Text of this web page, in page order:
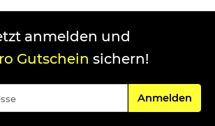
anmelden und
Gutschein sichern!
Für den
Anmelden